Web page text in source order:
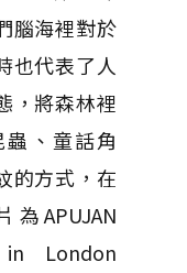
腦海裡對於
也代表了人
，將森林裡
、童話角
的方式，在
APUJAN
London